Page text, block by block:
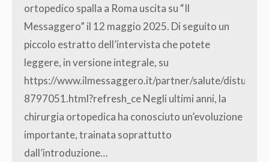
ortopedico spalla a Roma uscita su “Il
Messaggero” il 12 maggio 2025. Di seguito un
piccolo estratto dell’intervista che potete
leggere, in versione integrale, su
https://www.ilmessaggero.it/partner/salute/
8797051.html?refresh_ce Negli ultimi anni, la
chirurgia ortopedica ha conosciuto un’evoluzione
importante, trainata soprattutto
dall’introduzione…